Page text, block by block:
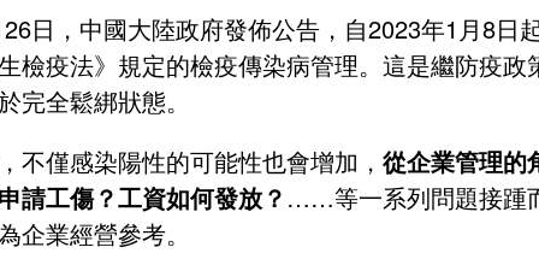
日，中國大陸政府發佈公告，自2023年1月8
檢疫法》規定的檢疫傳染病管理。這是繼防疫
完全鬆綁狀態。
不僅感染陽性的可能性也會增加， 從企業管理的
請工傷？工資如何發放？ ……等一系列問題接踵
企業經營參考。